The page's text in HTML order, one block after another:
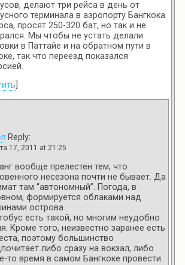
делают три рейса в день от
терминала в аэропорту Бангкока
просят 250-320 бат, но так и не
Мы чтобы не устать делали
в Паттайе и на обратном пути в
так что переезд показался
Reply:
17, 2011 at 21:25
вообще прелестен тем, что
несезона почти не бывает. Да
там “автономный”. Погода, в
формируется облаками над
острова.
есть такой, но многим неудобно
Кроме того, неизвестно заранее есть
поэтому большинство
либо сразу на вокзал, либо
то время в самом Бангкоке провести.